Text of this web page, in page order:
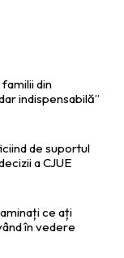
din
indispensabilă”
de suportul
a CJUE
ce ați
în vedere